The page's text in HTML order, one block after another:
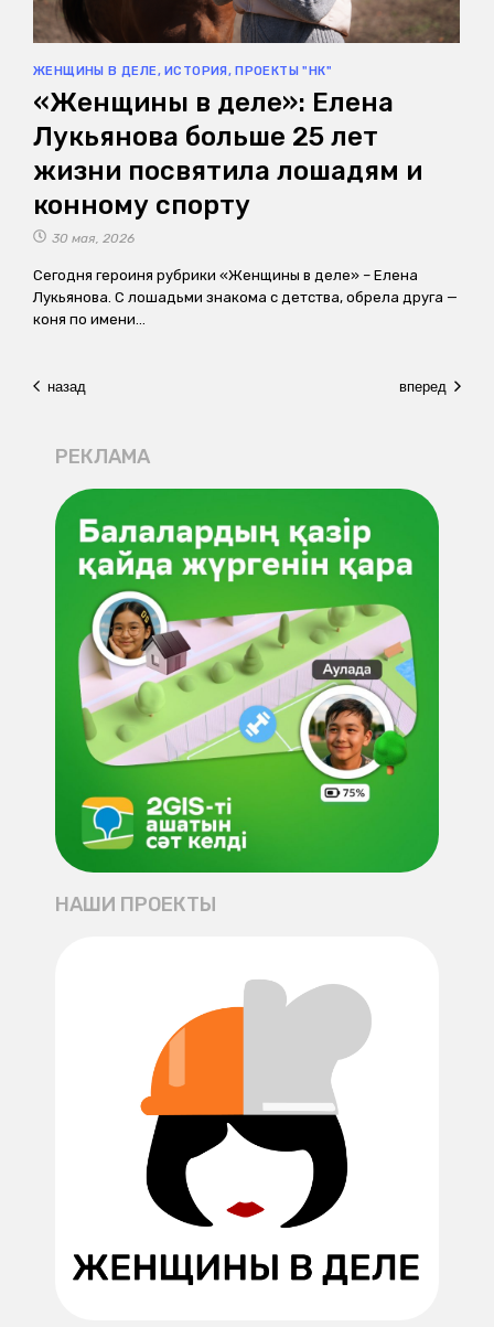
ЖЕНЩИНЫ В ДЕЛЕ, ИСТОРИЯ , ПРОЕКТЫ "НК"
«Женщины в деле»: Елена
Лукьянова больше 25 лет
жизни посвятила лошадям и
конному спорту
30 мая, 2026
Сегодня героиня рубрики «Женщины в деле» – Елена
Лукьянова. С лошадьми знакома с детства, обрела друга —
коня по имени…
назад вперед
РЕКЛАМА
НАШИ ПРОЕКТЫ